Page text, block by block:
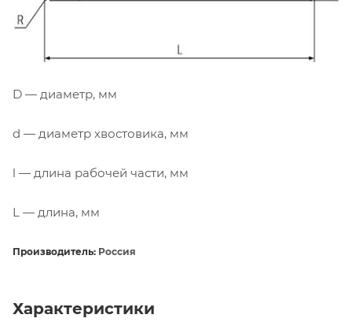
D — диаметр, мм
d — диаметр хвостовика, мм
l — длина рабочей части, мм
L — длина, мм
Производитель: Россия
Характеристики